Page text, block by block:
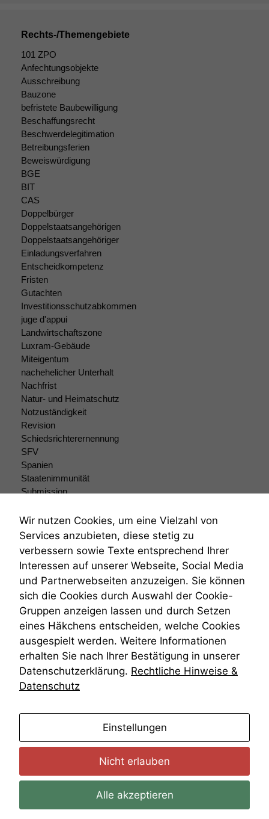
Rechts-/Themengebiete
101 ZPO
Anfechtungsobjekte
Ausschreibung
Bauzone
befristete Baubewilligung
Beschaffungsrecht
Beschwerdelegitimation
Betreibungsferien
Beweiswürdigung
BGE
BIT
CAS
Doppelbürger
Doppelstaatsangehörigen
Doppelstaatsangehöriger
Einladungsverfahren
Entscheidkompetenz
Fristen
Gutachten
Investitionsschutzabkommen
juge d'appui
Landwirtschaftszone
Luxram-Gebäude
Miteigentum
nachehelicher Unterhalt
Nachfrist
Natur- und Heimatschutz
Notzuständigkeit
Revision
Schiedsrichterernennung
SFV
Spanien
Staatenimmunität
Submission
Teilungsklage
Venezuela
VRK
Wiederherstellungsanordnung
Zivilprozessordnung
ZPO
Zustellfiktion
Zuständigkeit
Öffentliches Personalrecht
Öffentlichkeitsprinzip
Wir nutzen Cookies, um eine Vielzahl von
Services anzubieten, diese stetig zu
verbessern sowie Texte entsprechend Ihrer
Interessen auf unserer Webseite, Social Media
und Partnerwebseiten anzuzeigen. Sie können
sich die Cookies durch Auswahl der Cookie-
Gruppen anzeigen lassen und durch Setzen
eines Häkchens entscheiden, welche Cookies
ausgespielt werden. Weitere Informationen
erhalten Sie nach Ihrer Bestätigung in unserer
Datenschutzerklärung. Rechtliche Hinweise &
Datenschutz
Einstellungen
Nicht erlauben
Alle akzeptieren